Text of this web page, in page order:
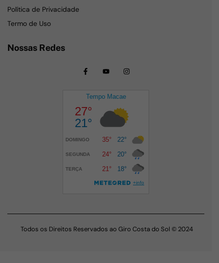
Política de Privacidade
Termo de Uso
Nossas Redes
Todos os Direitos Reservados ao Giro Costa do Sol © 2024